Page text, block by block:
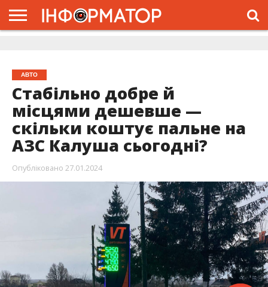
АВТО
Стабільно добре й
місцями дешевше —
скільки коштує пальне на
АЗС Калуша сьогодні?
Опубліковано 27.01.2024